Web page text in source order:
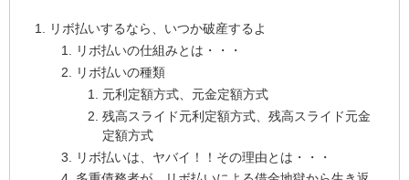
リボ払いするなら、いつか破産するよ
リボ払いの仕組みとは・・・
リボ払いの種類
元利定額方式、元金定額方式
残高スライド元利定額方式、残高スライド元金
定額方式
リボ払いは、ヤバイ！！その理由とは・・・